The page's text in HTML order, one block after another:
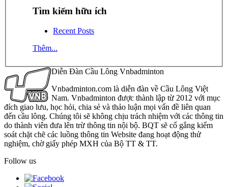
Tìm kiếm hữu ích
Recent Posts
Thêm...
Diễn Đàn Cầu Lông Vnbadminton
Vnbadminton.com là diễn đàn về Cầu Lông Việt
Nam. Vnbadminton được thành lập từ 2012 với mục
đích giao lưu, học hỏi, chia sẻ và thảo luận mọi vấn đề liên quan
đến cầu lông. Chúng tôi sẽ không chịu trách nhiệm với các thông tin
do thành viên đưa lên trừ thông tin nội bộ. BQT sẽ cố gắng kiểm
soát chặt chẽ các luồng thông tin Website đang hoạt động thử
nghiệm, chờ giấy phép MXH của Bộ TT & TT.
Follow us